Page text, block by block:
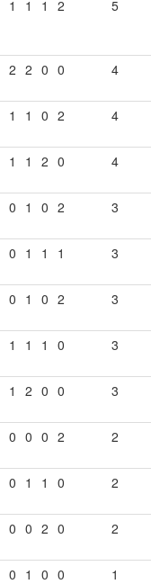
1 1 1 2 5
2 2 0 0 4
1 1 0 2 4
1 1 2 0 4
0 1 0 2 3
0 1 1 1 3
0 1 0 2 3
1 1 1 0 3
1 2 0 0 3
0 0 0 2 2
0 1 1 0 2
0 0 2 0 2
0 1 0 0 1